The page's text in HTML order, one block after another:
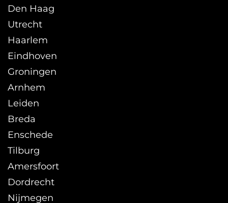
Den Haag
Utrecht
Haarlem
Eindhoven
Groningen
Arnhem
Leiden
Breda
Enschede
Tilburg
Amersfoort
Dordrecht
Nijmegen